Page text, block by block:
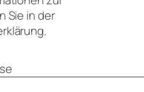
Sie in der